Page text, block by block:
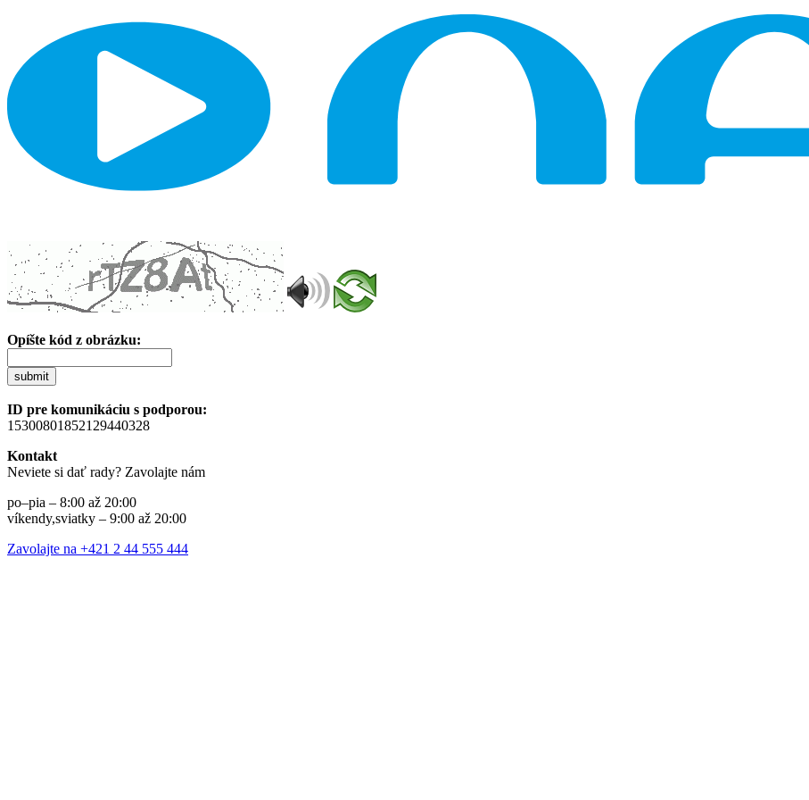
Opíšte kód z obrázku:
submit
ID pre komunikáciu s podporou:
15300801852129440328
Kontakt
Neviete si dať rady? Zavolajte nám
po–pia – 8:00 až 20:00
víkendy,sviatky – 9:00 až 20:00
Zavolajte na +421 2 44 555 444